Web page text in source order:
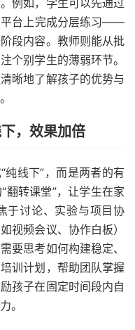
例如，学生可以先通过
平台上完成分层练习——
段内容。教师则能从批
个别学生的薄弱环节。
晰地了解孩子的优势与
，效果加倍
纯线下”，而是两者的有
翻转课堂”，让学生在家
于讨论、实验与项目协
视频会议、协作白板）
要思考如何构建稳定、
训计划，帮助团队掌握
孩子在固定时间段内自
。